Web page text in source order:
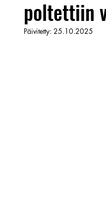
poltettiin
Päivitetty: 25.10.2025